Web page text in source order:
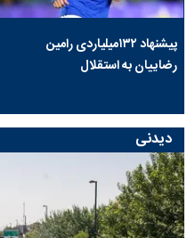
پیشنهاد ۱۳۲میلیاردی رامین
رضاییان به استقلال
دیدنی